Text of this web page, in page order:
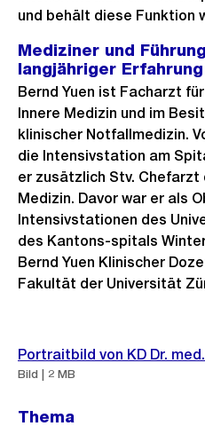
und behält diese Funktion
Mediziner und
langjähriger Erfahrung
Bernd Yuen ist Facharzt
Innere Medizin und im
klinischer Notfallmedizin.
die Intensivstation am
er zusätzlich Stv. Chefarzt
Medizin. Davor war er als
Intensivstationen des
des Kantons-spitals
Bernd Yuen Klinischer
Fakultät der Universität
Weitere
Informationen
Portraitbild von KD Dr.
Bild | 2 MB
Thema